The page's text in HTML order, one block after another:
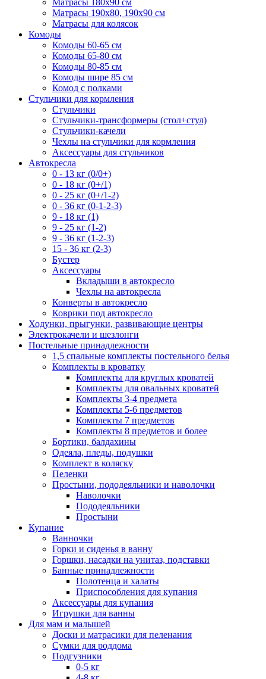
Матрасы 180х90 см
Матрасы 190х80, 190х90 см
Матрасы для колясок
Комоды
Комоды 60-65 см
Комоды 65-80 см
Комоды 80-85 см
Комоды шире 85 см
Комод с полками
Стульчики для кормления
Стульчики
Стульчики-трансформеры (стол+стул)
Стульчики-качели
Чехлы на стульчики для кормления
Аксессуары для стульчиков
Автокресла
0 - 13 кг (0/0+)
0 - 18 кг (0+/1)
0 - 25 кг (0+/1-2)
0 - 36 кг (0-1-2-3)
9 - 18 кг (1)
9 - 25 кг (1-2)
9 - 36 кг (1-2-3)
15 - 36 кг (2-3)
Бустер
Аксессуары
Вкладыши в автокресло
Чехлы на автокресла
Конверты в автокресло
Коврики под автокресло
Ходунки, прыгунки, развивающие центры
Электрокачели и шезлонги
Постельные принадлежности
1,5 спальные комплекты постельного белья
Комплекты в кроватку
Комплекты для круглых кроватей
Комплекты для овальных кроватей
Комплекты 3-4 предмета
Комплекты 5-6 предметов
Комплекты 7 предметов
Комплекты 8 предметов и более
Бортики, балдахины
Одеяла, пледы, подушки
Комплект в коляску
Пеленки
Простыни, пододеяльники и наволочки
Наволочки
Пододеяльники
Простыни
Купание
Ванночки
Горки и сиденья в ванну
Горшки, насадки на унитаз, подставки
Банные принадлежности
Полотенца и халаты
Приспособления для купания
Аксессуары для купания
Игрушки для ванны
Для мам и малышей
Доски и матрасики для пеленания
Сумки для роддома
Подгузники
0-5 кг